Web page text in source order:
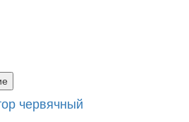
червячный